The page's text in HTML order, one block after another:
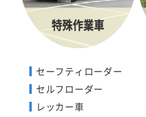
セーフティローダー
セルフローダー
レッカー車